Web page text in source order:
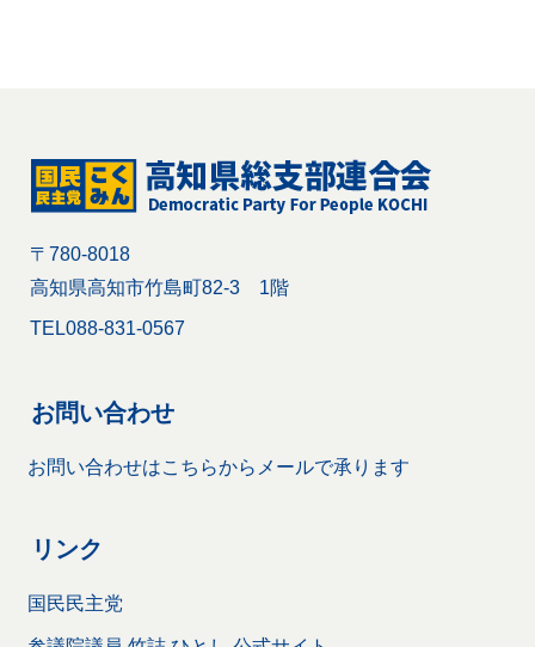
〒780-8018
高知県高知市竹島町82-3 1階
TEL088-831-0567
お問い合わせ
お問い合わせはこちらからメールで承ります
リンク
国民民主党